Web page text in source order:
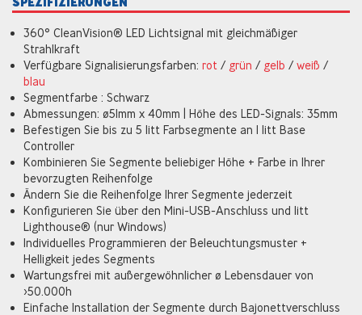
360° CleanVision® LED Lichtsignal mit gleichmäßiger
Strahlkraft
Verfügbare Signalisierungsfarben:rot / grün / gelb /weiß /
blau
Segmentfarbe : Schwarz
Abmessungen: ø51mm x 40mm | Höhe des LED-Signals: 35mm
Befestigen Sie bis zu 5 litt Farbsegmente an 1 litt Base
Controller
Kombinieren Sie Segmente beliebiger Höhe + Farbe in Ihrer
bevorzugten Reihenfolge
Ändern Sie die Reihenfolge Ihrer Segmente jederzeit
Konfigurieren Sie über den Mini-USB-Anschluss und litt
Lighthouse® (nur Windows)
Individuelles Programmieren der Beleuchtungsmuster +
Helligkeit jedes Segments
Wartungsfrei mit außergewöhnlicher ø Lebensdauer von
>50.000h
Einfache Installation der Segmente durch Bajonettverschluss